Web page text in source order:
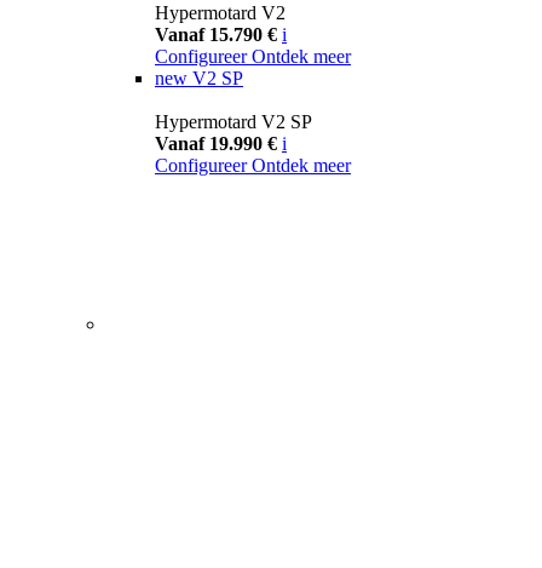
Hypermotard V2
Vanaf 15.790 € i
Configureer Ontdek meer
new V2 SP
Hypermotard V2 SP
Vanaf 19.990 € i
Configureer Ontdek meer